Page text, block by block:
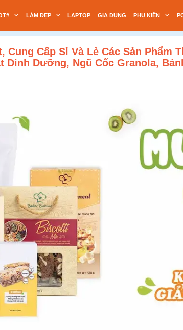
LÀM ĐẸP LAPTOP GIA DỤNG PHỤ KIỆN
Cung Cấp Sỉ Và Lẻ Các Sản Phẩm
Dinh Dưỡng, Ngũ Cốc Granola,